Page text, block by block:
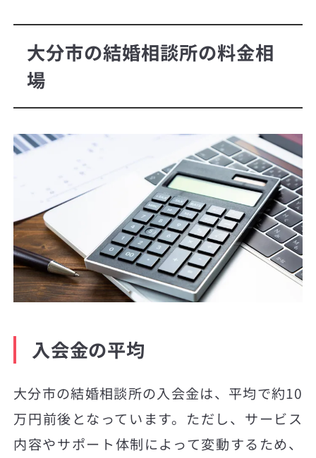
大分市の結婚相談所の料金相
場
入会金の平均
大分市の結婚相談所の入会金は、平均で約10
万円前後となっています。ただし、サービス
内容やサポート体制によって変動するため、